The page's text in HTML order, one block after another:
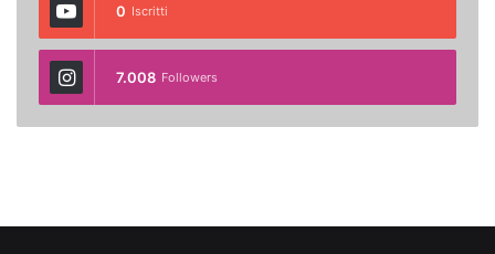
0 Iscritti
7.008 Followers